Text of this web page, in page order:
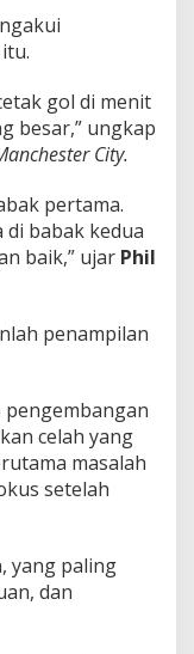
gol di menit
besar,” ungkap
City.
pertama.
babak kedua
baik,” ujar Phil
penampilan
celah yang
masalah
setelah
yang paling
dan